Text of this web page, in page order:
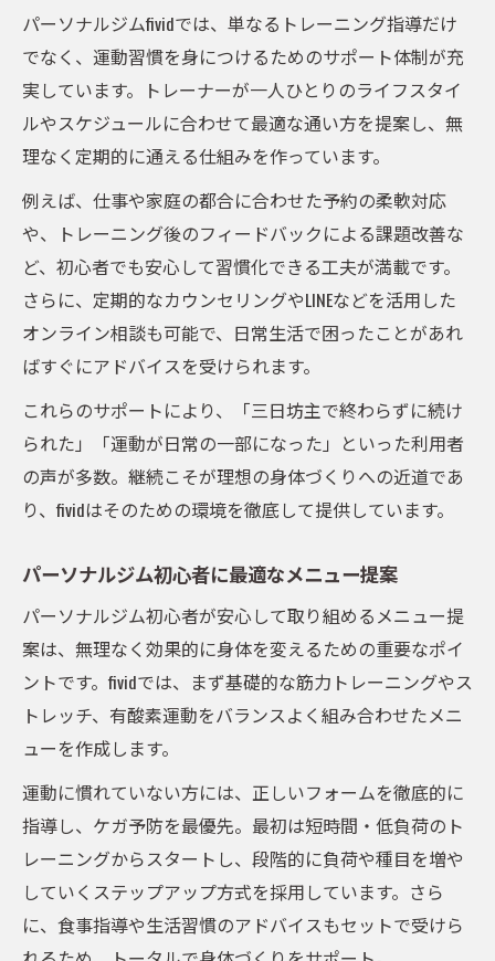
パーソナルジムfividでは、単なるトレーニング指導だけ
でなく、運動習慣を身につけるためのサポート体制が充
実しています。トレーナーが一人ひとりのライフスタイ
ルやスケジュールに合わせて最適な通い方を提案し、無
理なく定期的に通える仕組みを作っています。
例えば、仕事や家庭の都合に合わせた予約の柔軟対応
や、トレーニング後のフィードバックによる課題改善な
ど、初心者でも安心して習慣化できる工夫が満載です。
さらに、定期的なカウンセリングやLINEなどを活用した
オンライン相談も可能で、日常生活で困ったことがあれ
ばすぐにアドバイスを受けられます。
これらのサポートにより、「三日坊主で終わらずに続け
られた」「運動が日常の一部になった」といった利用者
の声が多数。継続こそが理想の身体づくりへの近道であ
り、fividはそのための環境を徹底して提供しています。
パーソナルジム初心者に最適なメニュー提案
パーソナルジム初心者が安心して取り組めるメニュー提
案は、無理なく効果的に身体を変えるための重要なポイ
ントです。fividでは、まず基礎的な筋力トレーニングやス
トレッチ、有酸素運動をバランスよく組み合わせたメニ
ューを作成します。
運動に慣れていない方には、正しいフォームを徹底的に
指導し、ケガ予防を最優先。最初は短時間・低負荷のト
レーニングからスタートし、段階的に負荷や種目を増や
していくステップアップ方式を採用しています。さら
に、食事指導や生活習慣のアドバイスもセットで受けら